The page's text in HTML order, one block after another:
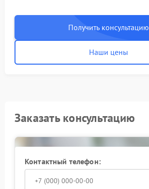
Получить консультацию
Наши цены
Заказать консультацию
Контактный телефон: